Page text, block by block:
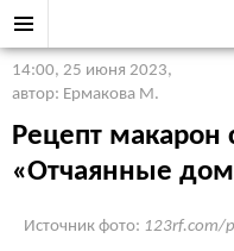
14:00, 25 июня 2023,
автор: Ермакова М.
Рецепт макарон
«Отчаянные
Источник фото: 123rf.com/